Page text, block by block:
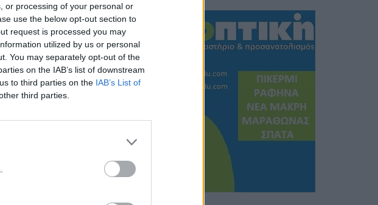
or processing of your personal or
use the below opt-out section to
request is processed you may
utilized by us or personal
You may separately opt-out of the
on the IAB’s list of downstream
to third parties on the IAB’s List of
third parties.